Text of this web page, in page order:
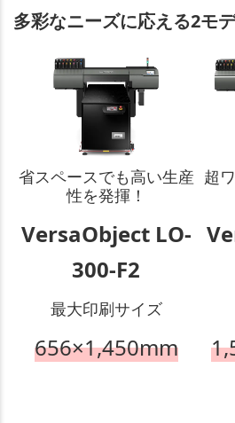
多彩なニーズに応える2モ
省スペースでも高い生産
性を発揮！
VersaObject LO-
300-F2
最大印刷サイズ
656×1,450mm
超